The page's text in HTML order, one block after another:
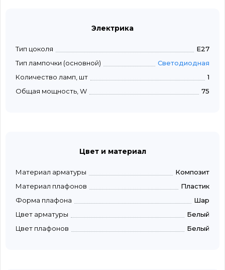
Электрика
Тип цоколя
E27
Тип лампочки (основной)
Светодиодная
Количество ламп, шт
1
Общая мощность, W
75
Цвет и материал
Материал арматуры
Композит
Материал плафонов
Пластик
Форма плафона
Шар
Цвет арматуры
Белый
Цвет плафонов
Белый